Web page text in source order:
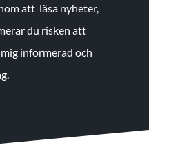
att läsa nyheter,
du risken att
informerad och